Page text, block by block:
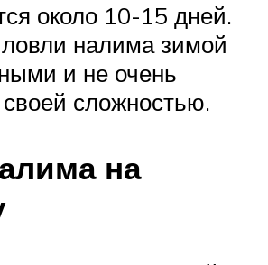
около 10-15 дней.
налима зимой
и не очень
сложностью.
на